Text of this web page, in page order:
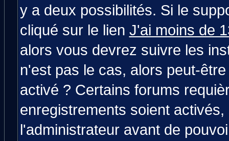
y a deux possibilités. Si le
cliqué sur le lien J'ai moins de
alors vous devrez suivre les
n'est pas le cas, alors peut-
activé ? Certains forums
enregistrements soient
l'administrateur avant de